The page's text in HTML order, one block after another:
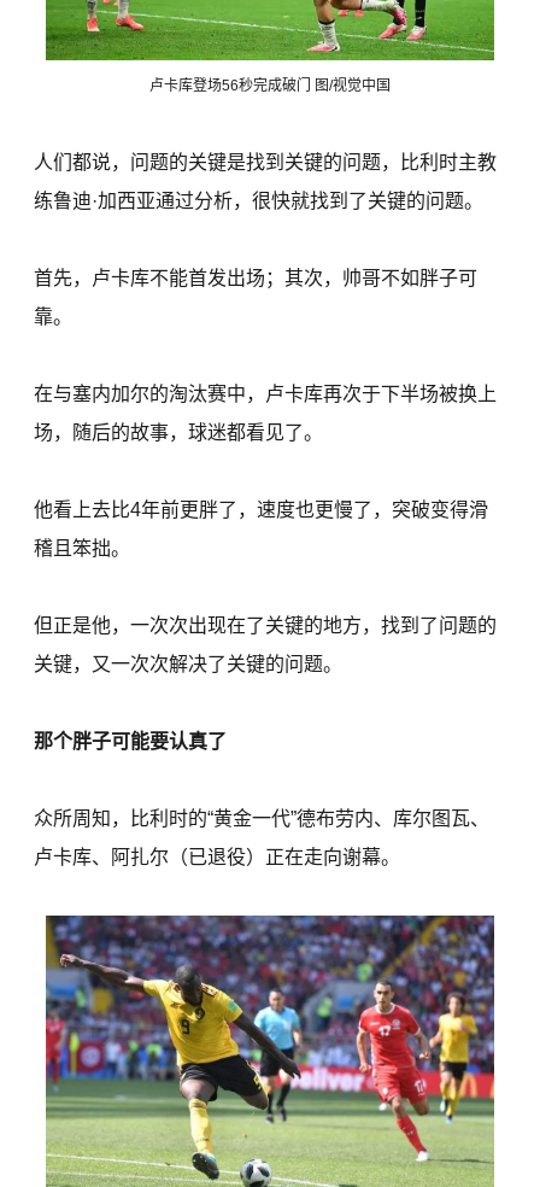
卢卡库登场56秒完成破门 图/视觉中国
人们都说，问题的关键是找到关键的问题，比利时主教
练鲁迪·加西亚通过分析，很快就找到了关键的问题。
首先，卢卡库不能首发出场；其次，帅哥不如胖子可
靠。
在与塞内加尔的淘汰赛中，卢卡库再次于下半场被换上
场，随后的故事，球迷都看见了。
他看上去比4年前更胖了，速度也更慢了，突破变得滑
稽且笨拙。
但正是他，一次次出现在了关键的地方，找到了问题的
关键，又一次次解决了关键的问题。
那个胖子可能要认真了
众所周知，比利时的“黄金一代”德布劳内、库尔图瓦、
卢卡库、阿扎尔（已退役）正在走向谢幕。